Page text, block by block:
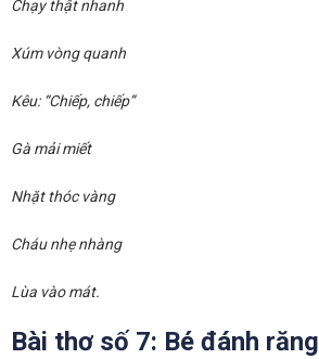
Chạy thật nhanh
Xúm vòng quanh
Kêu: “Chiếp, chiếp”
Gà mải miết
Nhặt thóc vàng
Cháu nhẹ nhàng
Lùa vào mát.
Bài thơ số 7: Bé đánh răng